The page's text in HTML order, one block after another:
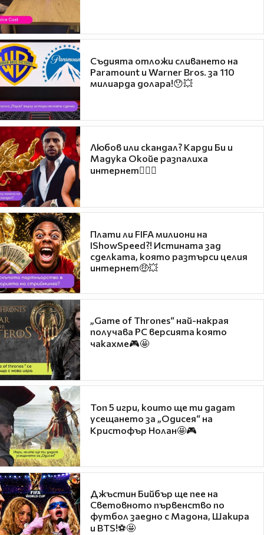
Съдията отложи сливането на
Paramount и Warner Bros. за 110
милиарда долара!😯💥
Любов или скандал? Карди Би и
Мадука Окойе разпалиха
интернет❤️‍🔥🔥
Плати ли FIFA милиони на
IShowSpeed?! Истината зад
сделката, която разтърси целия
интернет🤑💥
„Game of Thrones“ най-накрая
получава PC версията която
чакахме🎮🤩
Топ 5 игри, които ще ти дадат
усещането за „Одисея“ на
Кристофър Нолан🤩🎮
Джъстин Бийбър ще пее на
Световното първенство по
футбол заедно с Мадона, Шакира
и BTS!⚽🤩